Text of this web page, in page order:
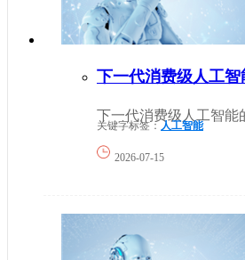
下一代消费级人工
下一代消费级人工智能
关键字标签： 人工智能
2026-07-15